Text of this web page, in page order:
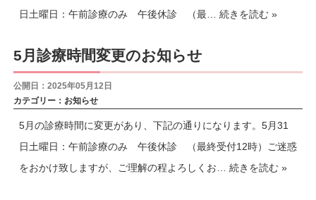
日土曜日：午前診療のみ 午後休診 （最… 続きを読む »
5月診療時間変更のお知らせ
公開日：2025年05月12日
カテゴリー： お知らせ
5月の診療時間に変更があり、下記の通りになります。5月31
日土曜日：午前診療のみ 午後休診 （最終受付12時）ご迷惑
をおかけ致しますが、ご理解の程よろしくお… 続きを読む »